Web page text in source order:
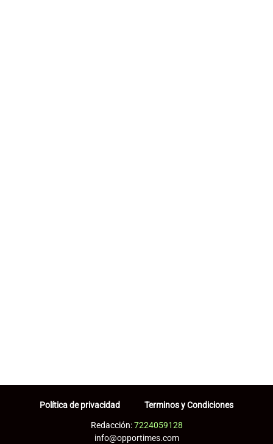
Política de privacidad Terminos y Condiciones
Redacción:7224059128
info@opportimes.com